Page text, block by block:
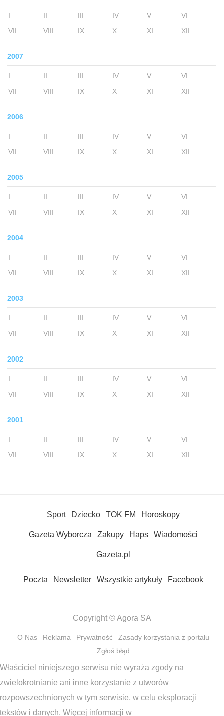
I II III IV V
VI
VII
VIII IX X XI XII
2007
I II III IV V
VI
VII
VIII IX X XI XII
2006
I II III IV V
VI
VII
VIII IX X XI XII
2005
I II III IV V
VI
VII
VIII IX X XI XII
2004
I II III IV V
VI
VII
VIII IX X XI XII
2003
I II III IV V
VI
VII
VIII IX X XI XII
2002
I II III IV V
VI
VII
VIII IX X XI XII
2001
I II III IV V
VI
VII
VIII IX X XI XII
Sport Dziecko TOK FM Horoskopy
Gazeta Wyborcza Zakupy Haps Wiadomości
Gazeta.pl
Poczta Newsletter Wszystkie artykuły Facebook
Copyright © Agora SA
O Nas Reklama Prywatność
Zasady korzystania z portalu
Zgłoś błąd
Właściciel niniejszego serwisu nie wyraża zgody na
zwielokrotnianie ani inne korzystanie z utworów
rozpowszechnionych w tym serwisie, w celu eksploracji
tekstów i danych. Więcej informacji w